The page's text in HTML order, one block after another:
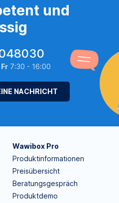
und
Fr7:30 - 16:00
NACHRICHT
Wawibox Pro
Produktinformationen
Preisübersicht
Beratungsgespräch
Produktdemo